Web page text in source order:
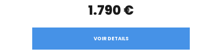
1.790 €
VOIR DETAILS